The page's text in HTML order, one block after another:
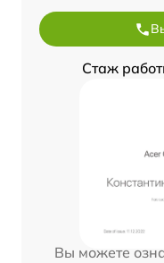
Стаж
Вы можете